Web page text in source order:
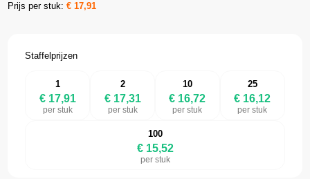
Prijs per stuk:€17,91
Staffelprijzen
1
€ 17,91
per stuk
2
€ 17,31
per stuk
10
€ 16,72
per stuk
25
€ 16,12
per stuk
100
€ 15,52
per stuk